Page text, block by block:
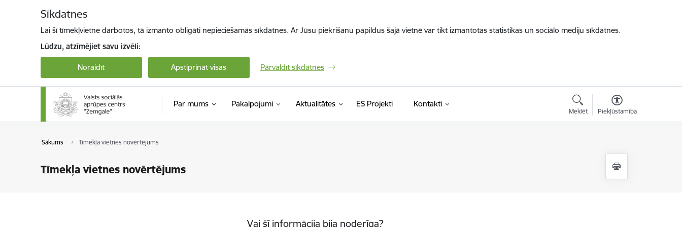
Sīkdatnes
Lai šī tīmekļvietne darbotos, tā izmanto obligāti nepieciešamās sīkdatnes. Ar Jūsu piekrišanu papildus šajā vietnē var tikt izmantotas statistikas un sociālo mediju sīkdatnes.
Lūdzu, atzīmējiet savu izvēli:
Noraidīt Apstiprināt visas Pārvaldīt sīkdatnes
Par mums Pakalpojumi Aktualitātes ES Projekti Kontakti
Meklēt Piekļūstamība
Sākums Tīmekļa vietnes novērtējums
Tīmekļa vietnes novērtējums
Vai šī informācija bija noderīga?